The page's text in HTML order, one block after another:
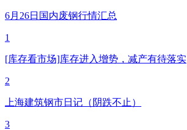
6月26日国内废钢行情汇总
1
[库存看市场]库存进入增势，减产有待落实
2
上海建筑钢市日记（阴跌不止）
3